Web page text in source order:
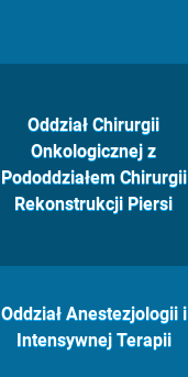
Oddział Chirurgii
Onkologicznej z
Pododdziałem Chirurgii
Rekonstrukcji Piersi
Oddział Anestezjologii i
Intensywnej Terapii